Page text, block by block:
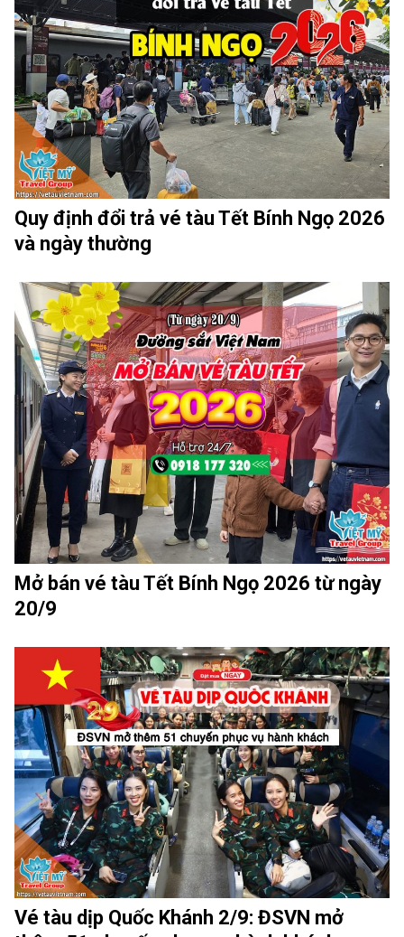
Quy định đổi trả vé tàu Tết Bính Ngọ 2026
và ngày thường
Mở bán vé tàu Tết Bính Ngọ 2026 từ ngày
20/9
Vé tàu dịp Quốc Khánh 2/9: ĐSVN mở